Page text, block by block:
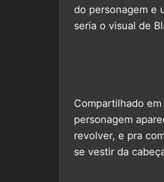
do personagem e
seria o visual de
Compartilhado
personagem
revolver, e pra
se vestir da